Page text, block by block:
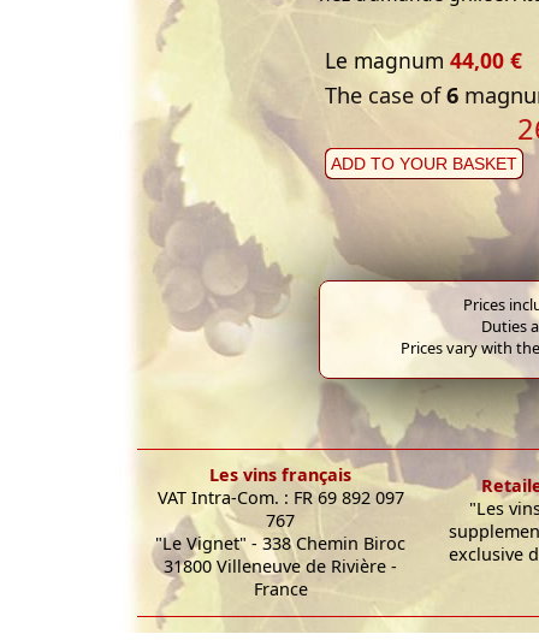
Le magnum 44,00 €
The case of6
ADD TO YOUR BASKET
Prices
Duties
Prices vary with
Les vins français
VAT Intra-Com. : FR 69 892 097
767
"Le Vignet" - 338 Chemin Biroc
31800 Villeneuve de Rivière -
France
"Les
exclusive